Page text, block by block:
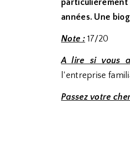
années. Une
Note :17/20
A lire si vous
l'entreprise
Passez votre